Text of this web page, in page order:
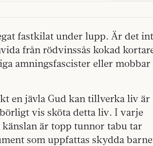
fastkilat under lupp. Är det
från rödvinssås kokad
amningsfascister eller mobbar
en jävla Gud kan tillverka liv är
vis sköta detta liv. I varje
är topp tunnor tabu tar
som uppfattas skydda